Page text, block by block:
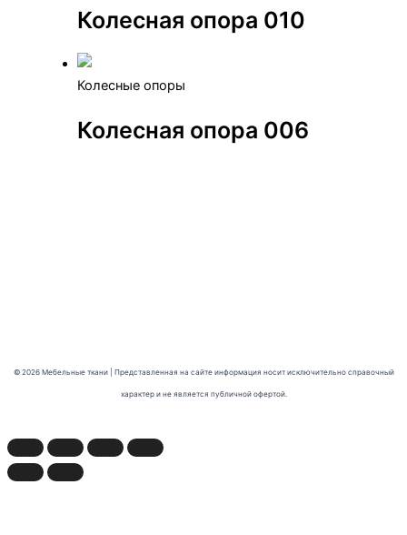
Колесная опора 010
Колесные опоры
Колесная опора 006
© 2026 Мебельные ткани | Представленная на сайте информация носит исключительно справочный
характер и не является публичной офертой.